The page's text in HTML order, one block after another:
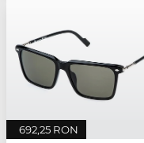
692,25 RON